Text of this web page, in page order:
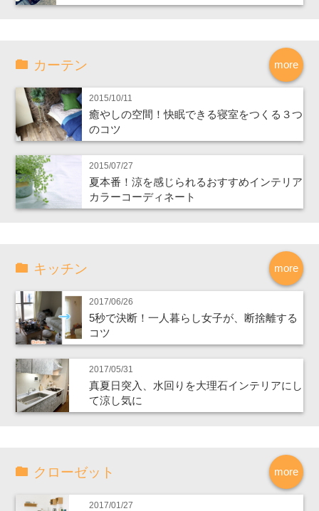
more
カーテン
2015/10/11
癒やしの空間！快眠できる寝室をつくる３つ
のコツ
2015/07/27
夏本番！涼を感じられるおすすめインテリア
カラーコーディネート
more
キッチン
2017/06/26
5秒で決断！一人暮らし女子が、断捨離する
コツ
2017/05/31
真夏日突入、水回りを大理石インテリアにし
て涼し気に
more
クローゼット
2017/01/27